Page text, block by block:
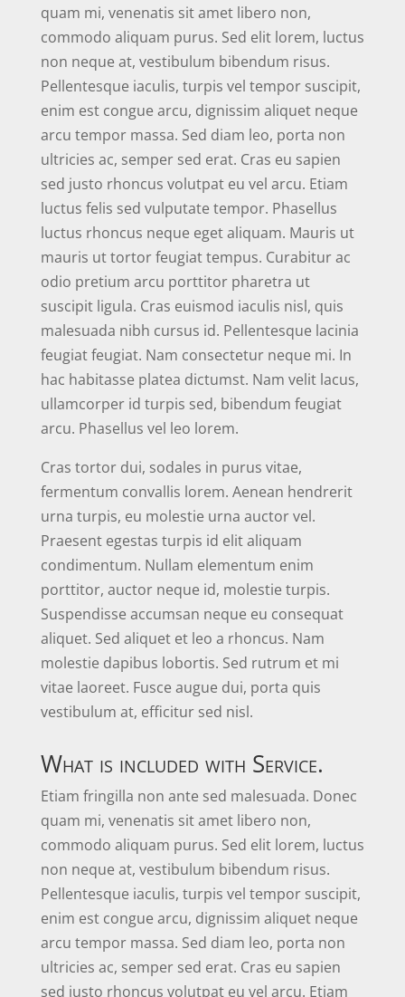
quam mi, venenatis sit amet libero non,
commodo aliquam purus. Sed elit lorem, luctus
non neque at, vestibulum bibendum risus.
Pellentesque iaculis, turpis vel tempor suscipit,
enim est congue arcu, dignissim aliquet neque
arcu tempor massa. Sed diam leo, porta non
ultricies ac, semper sed erat. Cras eu sapien
sed justo rhoncus volutpat eu vel arcu. Etiam
luctus felis sed vulputate tempor. Phasellus
luctus rhoncus neque eget aliquam. Mauris ut
mauris ut tortor feugiat tempus. Curabitur ac
odio pretium arcu porttitor pharetra ut
suscipit ligula. Cras euismod iaculis nisl, quis
malesuada nibh cursus id. Pellentesque lacinia
feugiat feugiat. Nam consectetur neque mi. In
hac habitasse platea dictumst. Nam velit lacus,
ullamcorper id turpis sed, bibendum feugiat
arcu. Phasellus vel leo lorem.
Cras tortor dui, sodales in purus vitae,
fermentum convallis lorem. Aenean hendrerit
urna turpis, eu molestie urna auctor vel.
Praesent egestas turpis id elit aliquam
condimentum. Nullam elementum enim
porttitor, auctor neque id, molestie turpis.
Suspendisse accumsan neque eu consequat
aliquet. Sed aliquet et leo a rhoncus. Nam
molestie dapibus lobortis. Sed rutrum et mi
vitae laoreet. Fusce augue dui, porta quis
vestibulum at, efficitur sed nisl.
What is included with Service.
Etiam fringilla non ante sed malesuada. Donec
quam mi, venenatis sit amet libero non,
commodo aliquam purus. Sed elit lorem, luctus
non neque at, vestibulum bibendum risus.
Pellentesque iaculis, turpis vel tempor suscipit,
enim est congue arcu, dignissim aliquet neque
arcu tempor massa. Sed diam leo, porta non
ultricies ac, semper sed erat. Cras eu sapien
sed justo rhoncus volutpat eu vel arcu. Etiam